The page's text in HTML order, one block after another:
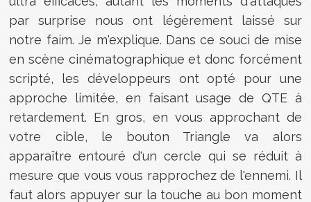
par surprise nous ont légèrement laissé sur
notre faim. Je m'explique. Dans ce souci de mise
en scène cinématographique et donc forcément
scripté, les développeurs ont opté pour une
approche limitée, en faisant usage de QTE à
retardement. En gros, en vous approchant de
votre cible, le bouton Triangle va alors
apparaître entouré d'un cercle qui se réduit à
mesure que vous vous rapprochez de l'ennemi. Il
faut alors appuyer sur la touche au bon moment